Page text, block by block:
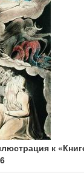
к